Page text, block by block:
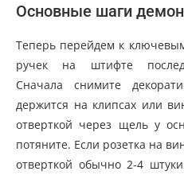
Основные шаги
Теперь перейдем к
ручек на штифте
Сначала снимите
держится на клипсах или
отверткой через щель у
потяните. Если розетка на
отверткой обычно 2-4